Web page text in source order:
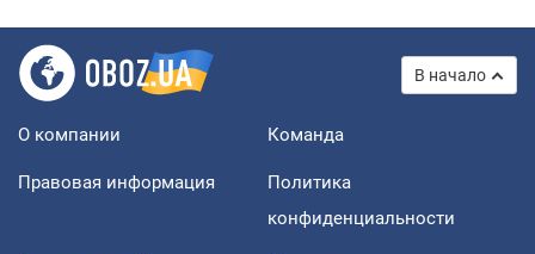
В начало
О компании Команда
Правовая информация
Политика
конфиденциальности